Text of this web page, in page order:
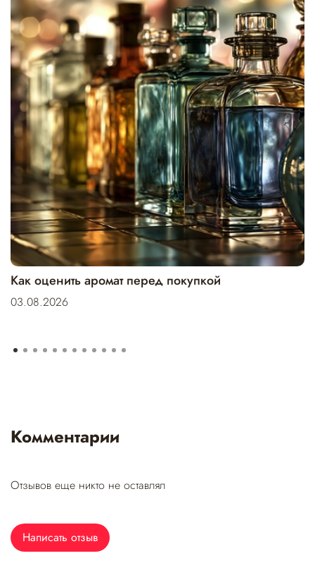
Как оценить аромат перед покупкой
03.08.2026
Комментарии
Отзывов еще никто не оставлял
Написать отзыв